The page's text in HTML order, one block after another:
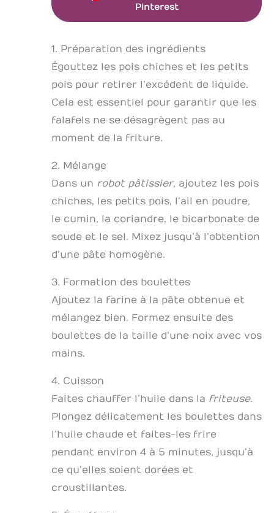
Pinterest
1. Préparation des ingrédients
Égouttez les pois chiches et les petits
pois pour retirer l’excédent de liquide.
Cela est essentiel pour garantir que les
falafels ne se désagrègent pas au
moment de la friture.
2. Mélange
Dans un robot pâtissier, ajoutez les pois
chiches, les petits pois, l’ail en poudre,
le cumin, la coriandre, le bicarbonate de
soude et le sel. Mixez jusqu’à l’obtention
d’une pâte homogène.
3. Formation des boulettes
Ajoutez la farine à la pâte obtenue et
mélangez bien. Formez ensuite des
boulettes de la taille d’une noix avec vos
mains.
4. Cuisson
Faites chauffer l’huile dans la friteuse.
Plongez délicatement les boulettes dans
l’huile chaude et faites-les frire
pendant environ 4 à 5 minutes, jusqu’à
ce qu’elles soient dorées et
croustillantes.